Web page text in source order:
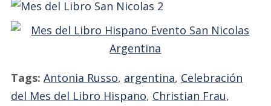
Tags: Antonia Russo, argentina, Celebración
del Mes del Libro Hispano, Christian Frau,